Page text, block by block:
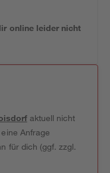
online leider nicht
aktuell nicht
Anfrage
für dich (ggf. zzgl.